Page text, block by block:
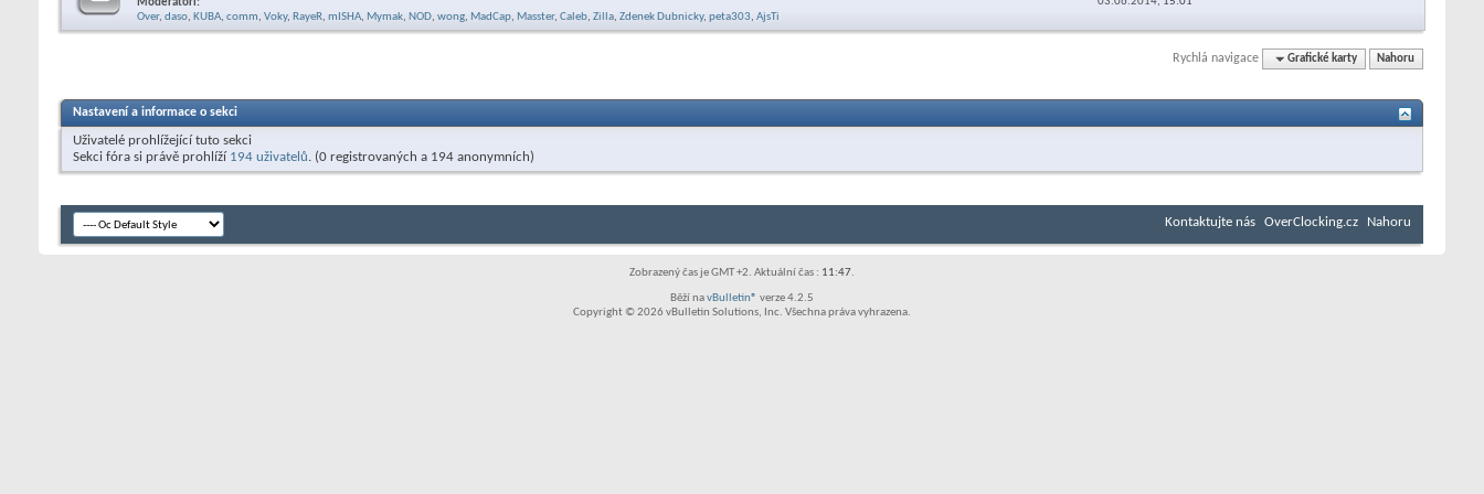
Moderátoři:
Over, daso, KUBA, comm, Voky, RayeR, mISHA, Mymak, NOD, wong, MadCap, Masster, Caleb, Zilla, Zdenek Dubnicky, peta303, AjsTi
Rychlá navigace Grafické karty Nahoru
Nastavení a informace o sekci
Uživatelé prohlížející tuto sekci
Sekci fóra si právě prohlíží 194 uživatelů. (0 registrovaných a 194 anonymních)
Kontaktujte nás OverClocking.cz Nahoru
Zobrazený čas je GMT +2. Aktuální čas : 11:47.
Běží navBulletin® verze 4.2.5
Copyright © 2026 vBulletin Solutions, Inc. Všechna práva vyhrazena.